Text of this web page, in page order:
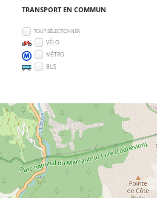
TRANSPORT EN COMMUN
TOUT SÉLECTIONNER
VÉLO
MÉTRO
BUS